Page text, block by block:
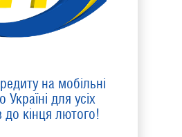
на мобільні
Україні для усіх
до кінця лютого!